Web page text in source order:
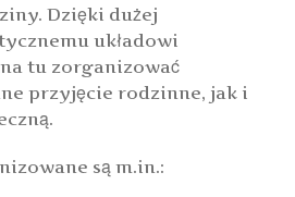
Dzięki dużej
układowi
tu zorganizować
przyjęcie rodzinne, jak i
są m.in.: